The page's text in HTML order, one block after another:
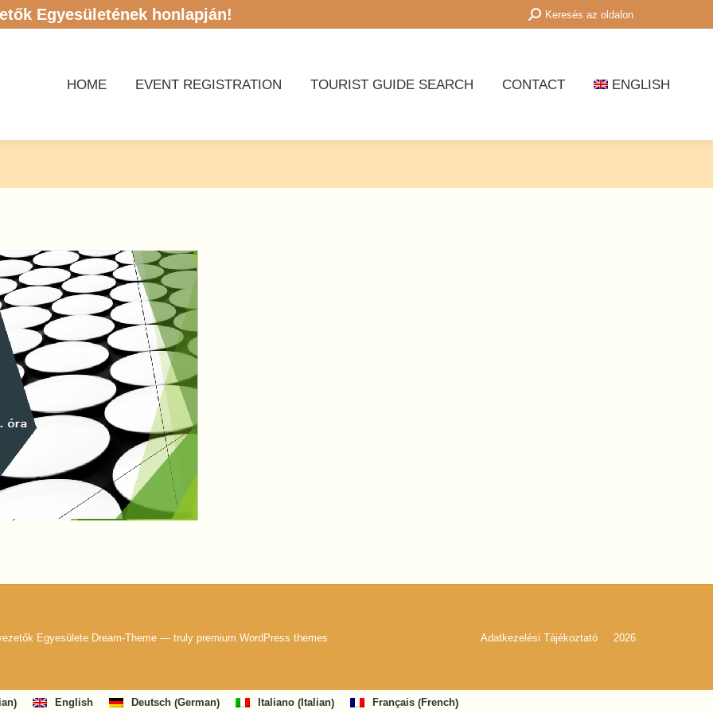
Egyesületének honlapján! Search:Keresés az oldalon
HOME EVENT REGISTRATION TOURIST GUIDE SEARCH CONTACT ENGLISH
Egyesülete Dream-Theme — truly premium WordPress themes Adatkezelési Tájékoztató 2026
) English Deutsch (German) Italiano (Italian) Français (French)